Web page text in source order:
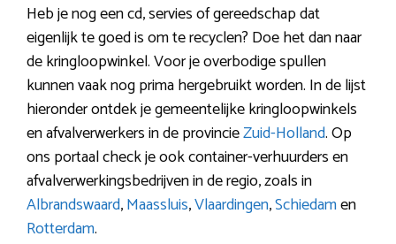
Heb je nog een cd, servies of gereedschap dat
eigenlijk te goed is om te recyclen? Doe het dan naar
de kringloopwinkel. Voor je overbodige spullen
kunnen vaak nog prima hergebruikt worden. In de lijst
hieronder ontdek je gemeentelijke kringloopwinkels
en afvalverwerkers in de provincieZuid-Holland. Op
ons portaal check je ook container-verhuurders en
afvalverwerkingsbedrijven in de regio, zoals in
Albrandswaard,Maassluis,Vlaardingen,Schiedamen
Rotterdam.